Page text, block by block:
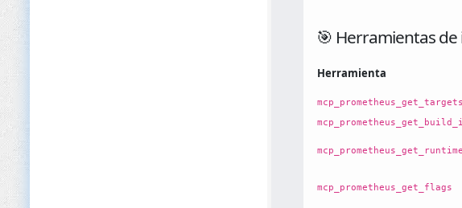
🎯 Herramientas
Herramienta
mcp_prometheus_get_targets
mcp_prometheus_get_flags